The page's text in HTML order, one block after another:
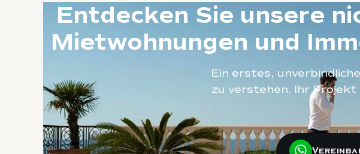
Entdecken Sie unsere
Mietwohnungen und
Ein erstes,
zu verstehen. Ihr Projekt